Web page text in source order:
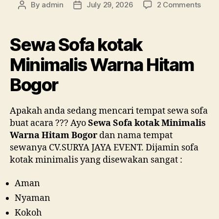
Post
By admin
PostJuly 29, 2026 2 Commentson
Sewa Sofa kotak
Minimalis Warna Hitam
Bogor
Apakah anda sedang mencari tempat sewa sofa
buat acara ??? AyoSewa Sofa kotak Minimalis
Warna Hitam Bogor dan nama tempat
sewanya CV.SURYA JAYA EVENT. Dijamin sofa
kotak minimalis yang disewakan sangat :
Aman
Nyaman
Kokoh